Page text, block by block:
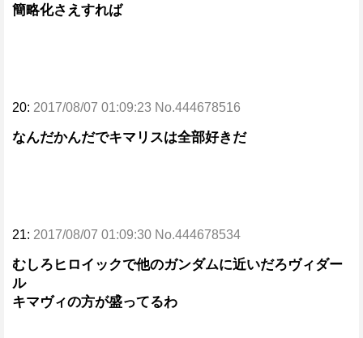
簡略化さえすれば
20: 2017/08/07 01:09:23 No.444678516
なんだかんだでキマリスは全部好きだ
21: 2017/08/07 01:09:30 No.444678534
むしろヒロイックで他のガンダムに近いだろヴィダー
ル
キマヴィの方が盛ってるわ